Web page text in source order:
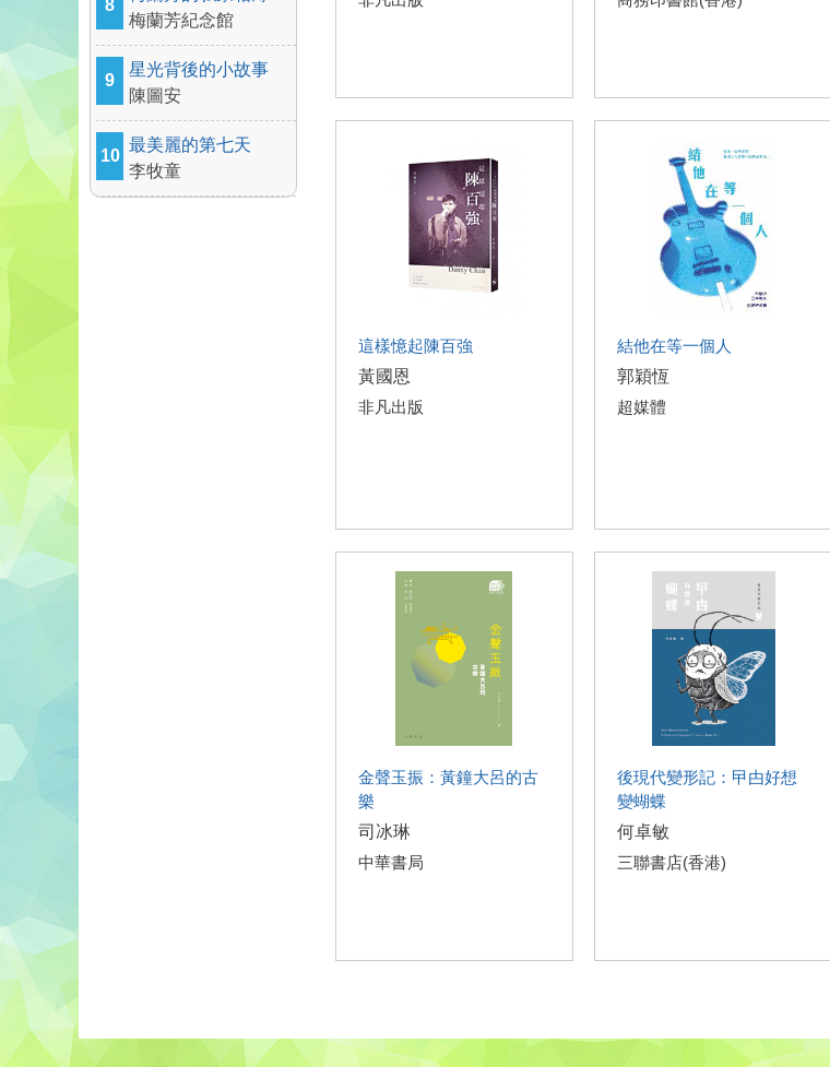
8
梅蘭芳紀念館
9
星光背後的小故事
陳圖安
10
最美麗的第七天
李牧童
這樣憶起陳百強
黃國恩
非凡出版
結他在等一個人
郭穎恆
超媒體
金聲玉振：黃鐘大呂的古
樂
司冰琳
中華書局
後現代變形記：曱甴好想
變蝴蝶
何卓敏
三聯書店(香港)